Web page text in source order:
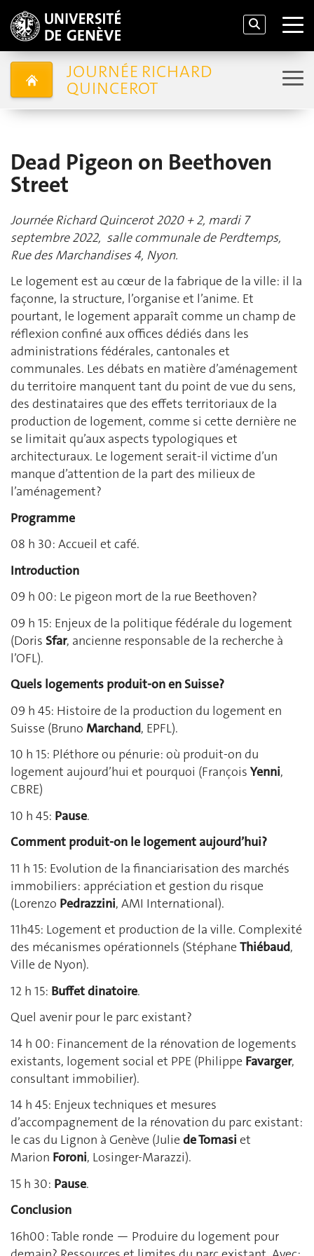
JOURNÉE RICHARD
QUINCEROT
Dead Pigeon on Beethoven
Street
Journée Richard Quincerot 2020 + 2, mardi 7
septembre 2022, salle communale de Perdtemps,
Rue des Marchandises 4, Nyon.
Le logement est au cœur de la fabrique de la ville: il la
façonne, la structure, l’organise et l’anime. Et
pourtant, le logement apparaît comme un champ de
réflexion confiné aux offices dédiés dans les
administrations fédérales, cantonales et
communales. Les débats en matière d’aménagement
du territoire manquent tant du point de vue du sens,
des destinataires que des effets territoriaux de la
production de logement, comme si cette dernière ne
se limitait qu’aux aspects typologiques et
architecturaux. Le logement serait-il victime d’un
manque d’attention de la part des milieux de
l’aménagement?
Programme
08 h 30: Accueil et café.
Introduction
09 h 00: Le pigeon mort de la rue Beethoven?
09 h 15: Enjeux de la politique fédérale du logement
(Doris Sfar, ancienne responsable de la recherche à
l’OFL).
Quels logements produit-on en Suisse?
09 h 45: Histoire de la production du logement en
Suisse (Bruno Marchand, EPFL).
10 h 15: Pléthore ou pénurie: où produit-on du
logement aujourd’hui et pourquoi (François Yenni,
CBRE)
10 h 45: Pause.
Comment produit-on le logement aujourd’hui?
11 h 15: Evolution de la financiarisation des marchés
immobiliers: appréciation et gestion du risque
(Lorenzo Pedrazzini, AMI International).
11h45: Logement et production de la ville. Complexité
des mécanismes opérationnels (StéphaneThiébaud,
Ville de Nyon).
12 h 15: Buffet dinatoire.
Quel avenir pour le parc existant?
14 h 00: Financement de la rénovation de logements
existants, logement social et PPE (Philippe Favarger,
consultant immobilier).
14 h 45: Enjeux techniques et mesures
d’accompagnement de la rénovation du parc existant:
le cas du Lignon à Genève (Juliede Tomasi et
Marion Foroni, Losinger-Marazzi).
15 h 30: Pause.
Conclusion
16h00 : Table ronde — Produire du logement pour